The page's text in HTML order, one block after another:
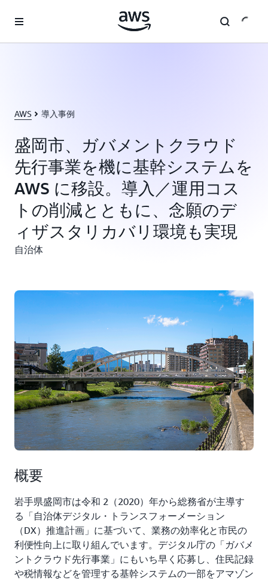
AWS 導入事例
盛岡市、ガバメントクラウド
先行事業を機に基幹システムを
AWS に移設。導入／運用コス
トの削減とともに、念願のデ
ィザスタリカバリ環境も実現
自治体
概要
岩手県盛岡市は令和 2（2020）年から総務省が主導す
る「自治体デジタル・トランスフォーメーション
（DX）推進計画」に基づいて、業務の効率化と市民の
利便性向上に取り組んでいます。デジタル庁の「ガバメ
ントクラウド先行事業」にもいち早く応募し、住民記録
や税情報などを管理する基幹システムの一部をアマゾン